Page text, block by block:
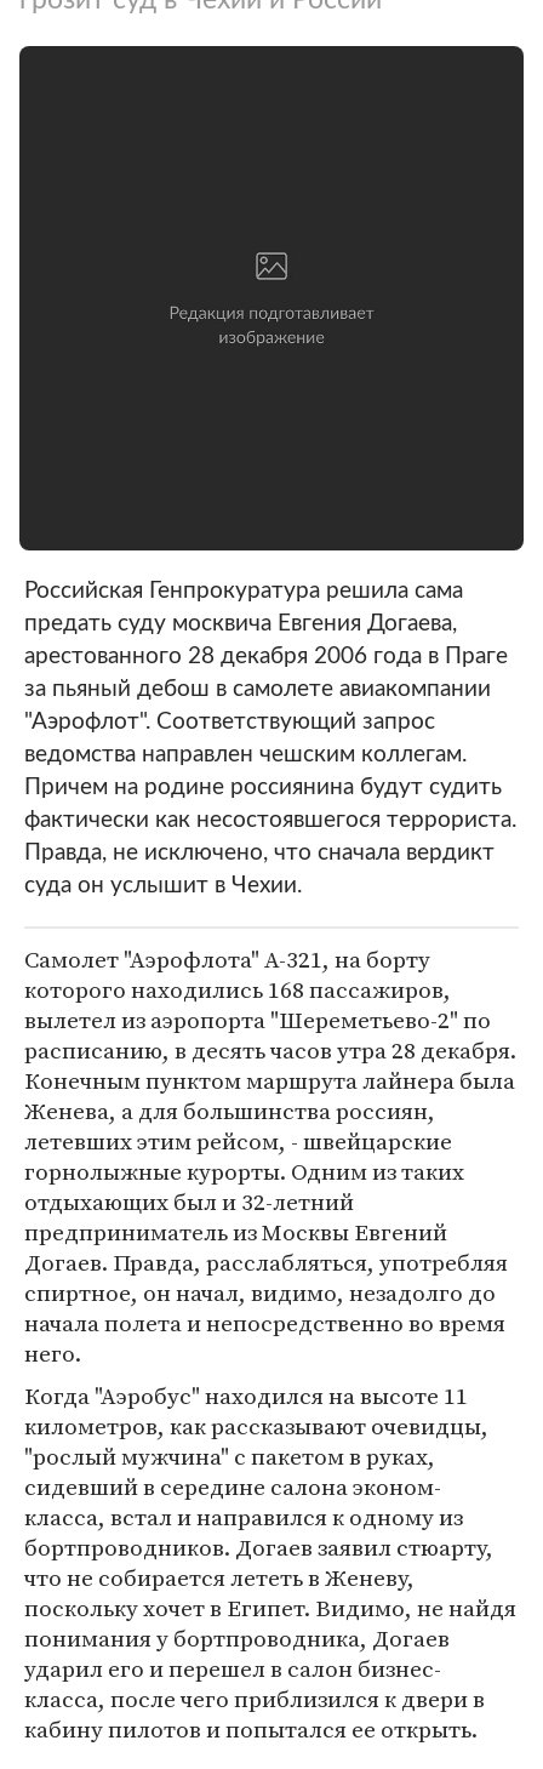
Российская Генпрокуратура решила сама
предать суду москвича Евгения Догаева,
арестованного 28 декабря 2006 года в Праге
за пьяный дебош в самолете авиакомпании
"Аэрофлот". Соответствующий запрос
ведомства направлен чешским коллегам.
Причем на родине россиянина будут судить
фактически как несостоявшегося террориста.
Правда, не исключено, что сначала вердикт
суда он услышит в Чехии.
Самолет "Аэрофлота" А-321, на борту
которого находились 168 пассажиров,
вылетел из аэропорта "Шереметьево-2" по
расписанию, в десять часов утра 28 декабря.
Конечным пунктом маршрута лайнера была
Женева, а для большинства россиян,
летевших этим рейсом, - швейцарские
горнолыжные курорты. Одним из таких
отдыхающих был и 32-летний
предприниматель из Москвы Евгений
Догаев. Правда, расслабляться, употребляя
спиртное, он начал, видимо, незадолго до
начала полета и непосредственно во время
него.
Когда "Аэробус" находился на высоте 11
километров, как рассказывают очевидцы,
"рослый мужчина" с пакетом в руках,
сидевший в середине салона эконом-
класса, встал и направился к одному из
бортпроводников. Догаев заявил стюарту,
что не собирается лететь в Женеву,
поскольку хочет в Египет. Видимо, не найдя
понимания у бортпроводника, Догаев
ударил его и перешел в салон бизнес-
класса, после чего приблизился к двери в
кабину пилотов и попытался ее открыть.